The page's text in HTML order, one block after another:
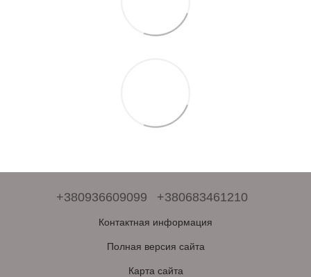
+380936609099 +380683461210
Контактная информация
Полная версия сайта
Карта сайта